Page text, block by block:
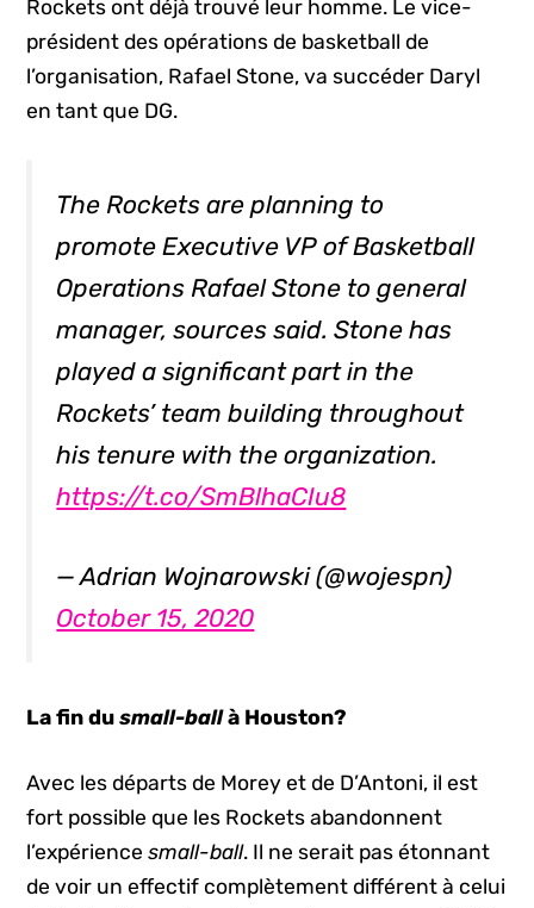
Rockets ont déjà trouvé leur homme. Le vice-
président des opérations de basketball de
l’organisation, Rafael Stone, va succéder Daryl
en tant que DG.
The Rockets are planning to
promote Executive VP of Basketball
Operations Rafael Stone to general
manager, sources said. Stone has
played a significant part in the
Rockets’ team building throughout
his tenure with the organization.
https://t.co/SmBlhaCIu8
— Adrian Wojnarowski (@wojespn)
October 15, 2020
La fin dusmall-ballà Houston?
Avec les départs de Morey et de D’Antoni, il est
fort possible que les Rockets abandonnent
l’expériencesmall-ball. Il ne serait pas étonnant
de voir un effectif complètement différent à celui